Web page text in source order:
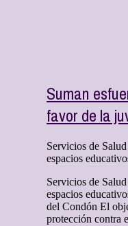
Suman
favor de la
Servicios de
espacios
Servicios de
espacios
del Condón El
protección contra